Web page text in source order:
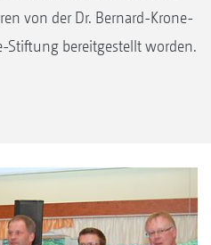
von der Dr. Bernard-Krone-
Stiftung bereitgestellt worden.